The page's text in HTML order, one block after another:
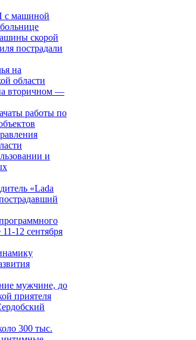
с машиной
скорой
пострадали
на
области
вторичном —
работы по
и
«Lada
12 сентября
мужчине, до
приятеля
300 тыс.